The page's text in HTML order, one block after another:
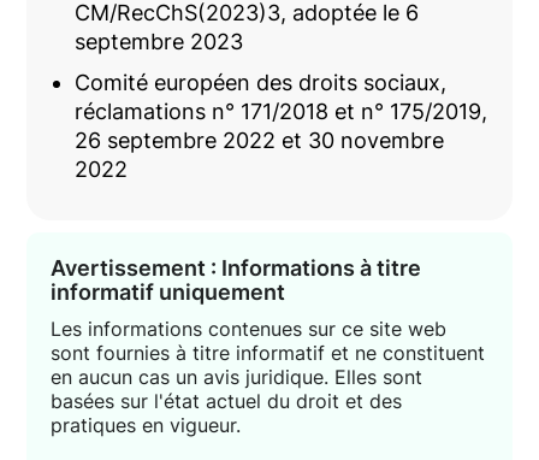
CM/RecChS(2023)3, adoptée le 6
septembre 2023
Comité européen des droits sociaux,
réclamations n° 171/2018 et n° 175/2019,
26 septembre 2022 et 30 novembre
2022
Avertissement : Informations à titre
informatif uniquement
Les informations contenues sur ce site web
sont fournies à titre informatif et ne constituent
en aucun cas un avis juridique. Elles sont
basées sur l'état actuel du droit et des
pratiques en vigueur.